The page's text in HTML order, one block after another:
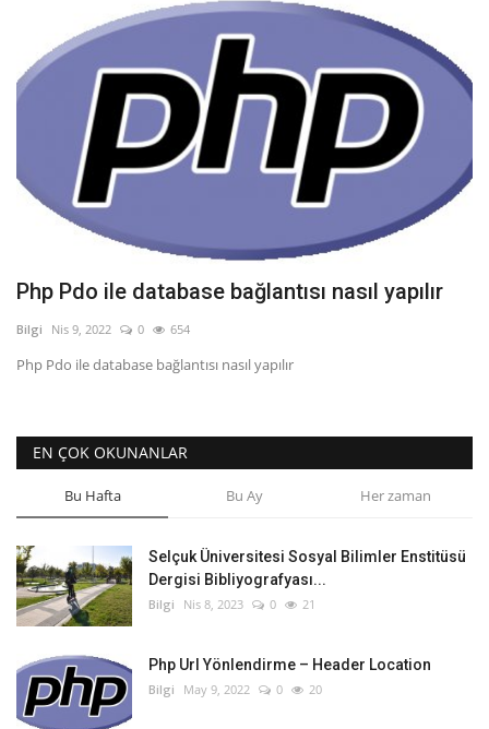
Php Pdo ile database bağlantısı nasıl yapılır
Bilgi Nis 9, 2022 0 654
Php Pdo ile database bağlantısı nasıl yapılır
EN ÇOK OKUNANLAR
Bu Hafta Bu Ay Her zaman
Selçuk Üniversitesi Sosyal Bilimler Enstitüsü
Dergisi Bibliyografyası...
Bilgi Nis 8, 2023 0 21
Php Url Yönlendirme – Header Location
Bilgi May 9, 2022 0 20